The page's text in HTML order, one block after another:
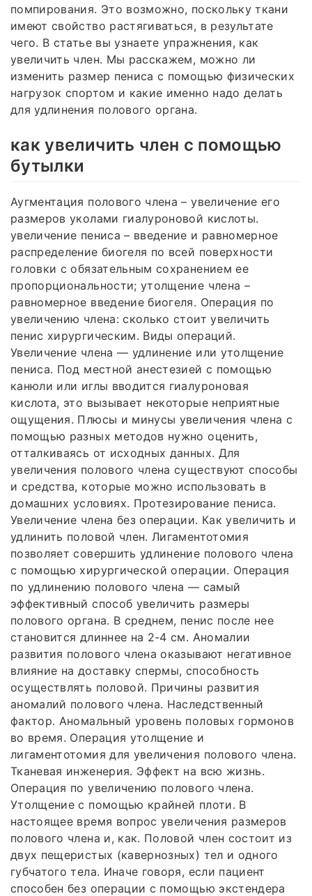
помпирования. Это возможно, поскольку ткани
имеют свойство растягиваться, в результате
чего. В статье вы узнаете упражнения, как
увеличить член. Мы расскажем, можно ли
изменить размер пениса с помощью физических
нагрузок спортом и какие именно надо делать
для удлинения полового органа.
как увеличить член с помощью
бутылки
Аугментация полового члена – увеличение его
размеров уколами гиалуроновой кислоты.
увеличение пениса – введение и равномерное
распределение биогеля по всей поверхности
головки с обязательным сохранением ее
пропорциональности; утолщение члена –
равномерное введение биогеля. Операция по
увеличению члена: сколько стоит увеличить
пенис хирургическим. Виды операций.
Увеличение члена — удлинение или утолщение
пениса. Под местной анестезией с помощью
канюли или иглы вводится гиалуроновая
кислота, это вызывает некоторые неприятные
ощущения. Плюсы и минусы увеличения члена с
помощью разных методов нужно оценить,
отталкиваясь от исходных данных. Для
увеличения полового члена существуют способы
и средства, которые можно использовать в
домашних условиях. Протезирование пениса.
Увеличение члена без операции. Как увеличить и
удлинить половой член. Лигаментотомия
позволяет совершить удлинение полового члена
с помощью хирургической операции. Операция
по удлинению полового члена — самый
эффективный способ увеличить размеры
полового органа. В среднем, пенис после нее
становится длиннее на 2-4 см. Аномалии
развития полового члена оказывают негативное
влияние на доставку спермы, способность
осуществлять половой. Причины развития
аномалий полового члена. Наследственный
фактор. Аномальный уровень половых гормонов
во время. Операция утолщение и
лигаментотомия для увеличения полового члена.
Тканевая инженерия. Эффект на всю жизнь.
Операция по увеличению полового члена.
Утолщение с помощью крайней плоти. В
настоящее время вопрос увеличения размеров
полового члена и, как. Половой член состоит из
двух пещеристых (кавернозных) тел и одного
губчатого тела. Иначе говоря, если пациент
способен без операции с помощью экстендера